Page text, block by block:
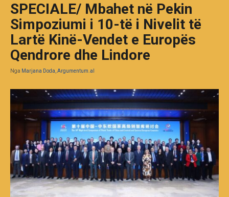
SPECIALE/ Mbahet në Pekin
Simpoziumi i 10-të i Nivelit të
Lartë Kinë-Vendet e Europës
Qendrore dhe Lindore
Nga Marjana Doda, Argumentum.al